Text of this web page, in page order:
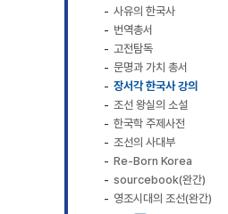
사유의 한국사
번역총서
고전탐독
문명과 가치 총서
장서각 한국사 강의
조선 왕실의 소설
한국학 주제사전
조선의 사대부
Re-Born Korea
sourcebook(완간)
영조시대의 조선(완간)